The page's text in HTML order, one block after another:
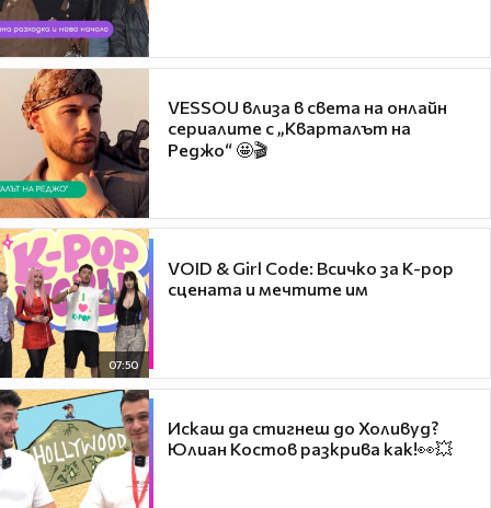
VESSOU влиза в света на онлайн
сериалите с „Кварталът на
Реджо“ 🤩🎬
07:50
VOID & Girl Code: Всичко за K-pop
сцената и мечтите им
Искаш да стигнеш до Холивуд?
Юлиан Костов разкрива как!👀💥